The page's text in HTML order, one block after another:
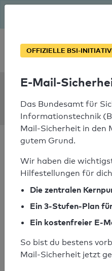
Soforthilfe bei
strandperlen.de
SPF-
Ihr
Syntaxprüfung: 0
OFFIZIELLE BSI-
E-Mail-
Das Bundesamt für
Informationstechnik
Mail-Sicherheit in den
gutem Grund.
Wir haben die
Hilfestellungen für
Die zentralen
Ein 3-Stufen-Plan
Ein kostenfreier E-
So bist du bestens
Mail-Sicherheit jetzt